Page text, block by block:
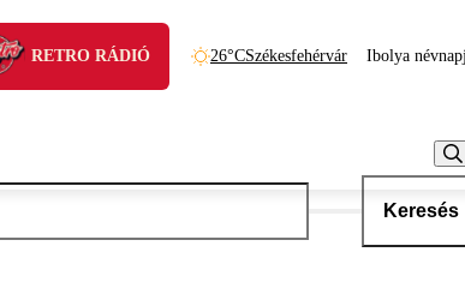
RETRO RÁDIÓ 26°CSzékesfehérvár Ibolya
Keresés